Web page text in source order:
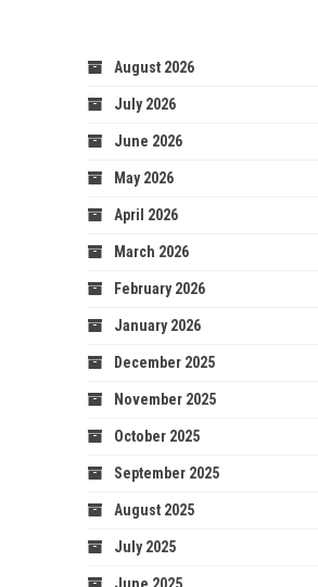
August 2026
July 2026
June 2026
May 2026
April 2026
March 2026
February 2026
January 2026
December 2025
November 2025
October 2025
September 2025
August 2025
July 2025